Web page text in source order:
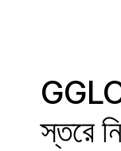
স্তরে